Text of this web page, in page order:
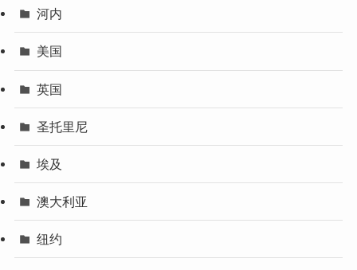
河内
美国
英国
圣托里尼
埃及
澳大利亚
纽约